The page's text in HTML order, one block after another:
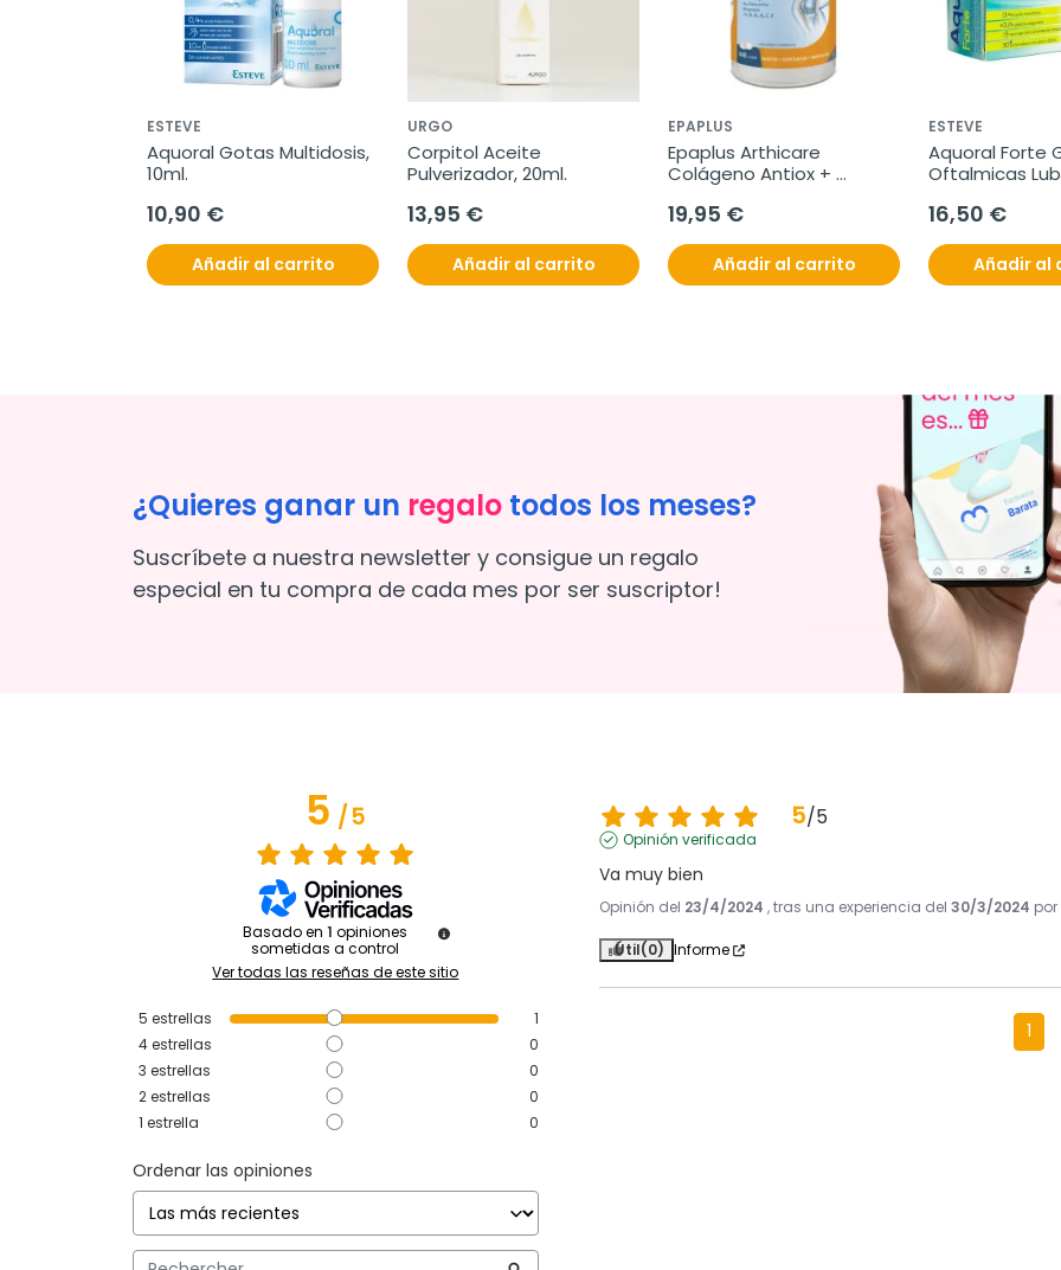
ESTEVE
Aquoral Gotas Multidosis,
10ml.
10,90 €
Añadir al carrito
URGO
Corpitol Aceite
Pulverizador, 20ml.
13,95 €
Añadir al carrito
EPAPLUS
Epaplus Arthicare
Colágeno Antiox +
Hialurónico, 448
19,95 €
Añadir al carrito
ESTEVE
Aquoral Forte
Oftalmicas
16,50 €
Añadir al
¿Quieres ganar un regalo todos los meses?
Suscríbete a nuestra newsletter y consigue un regalo
especial en tu compra de cada mes por ser suscriptor!
5/5
Basado en 1 opiniones
sometidas a control
Ver todas las reseñas de este sitio
5 estrellas
1
4estrellas
0
3 estrellas
0
2estrellas
0
1 estrella 0
Ordenar las opiniones
5/5
Opinión verificada
Va muy bien
Opinión del 23/4/2024 , tras una experiencia del30/3/2024 por
Útil(0) Informe
1